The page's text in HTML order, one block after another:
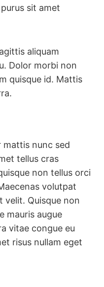
sit amet
aliquam
Dolor morbi non
quisque id. Mattis
mattis nunc sed
tellus cras
non tellus orci
volutpat
velit. Quisque non
mauris augue
vitae congue eu
risus nullam eget